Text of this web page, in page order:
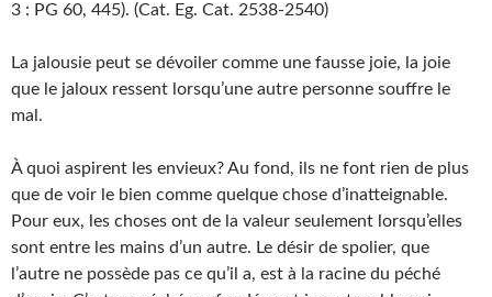
3 : PG 60, 445). (Cat. Eg. Cat. 2538-2540)
La jalousie peut se dévoiler comme une fausse joie, la joie
que le jaloux ressent lorsqu’une autre personne souffre le
mal.
À quoi aspirent les envieux? Au fond, ils ne font rien de plus
que de voir le bien comme quelque chose d’inatteignable.
Pour eux, les choses ont de la valeur seulement lorsqu’elles
sont entre les mains d’un autre. Le désir de spolier, que
l’autre ne possède pas ce qu’il a, est à la racine du péché